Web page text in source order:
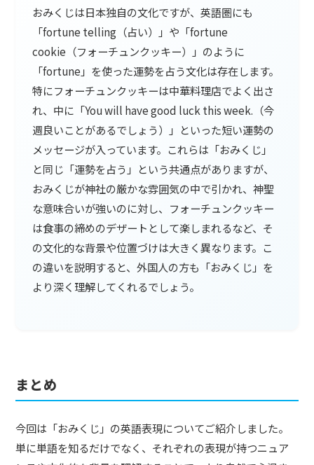
おみくじは日本独自の文化ですが、英語圏にも
「fortune telling（占い）」や「fortune
cookie（フォーチュンクッキー）」のように
「fortune」を使った運勢を占う文化は存在します。
特にフォーチュンクッキーは中華料理店でよく出さ
れ、中に「You will have good luck this week.（今
週良いことがあるでしょう）」といった短い運勢の
メッセージが入っています。これらは「おみくじ」
と同じ「運勢を占う」という共通点がありますが、
おみくじが神社の厳かな雰囲気の中で引かれ、神聖
な意味合いが強いのに対し、フォーチュンクッキー
は食事の締めのデザートとして楽しまれるなど、そ
の文化的な背景や位置づけは大きく異なります。こ
の違いを説明すると、外国人の方も「おみくじ」を
より深く理解してくれるでしょう。
まとめ
今回は「おみくじ」の英語表現についてご紹介しました。
単に単語を知るだけでなく、それぞれの表現が持つニュア